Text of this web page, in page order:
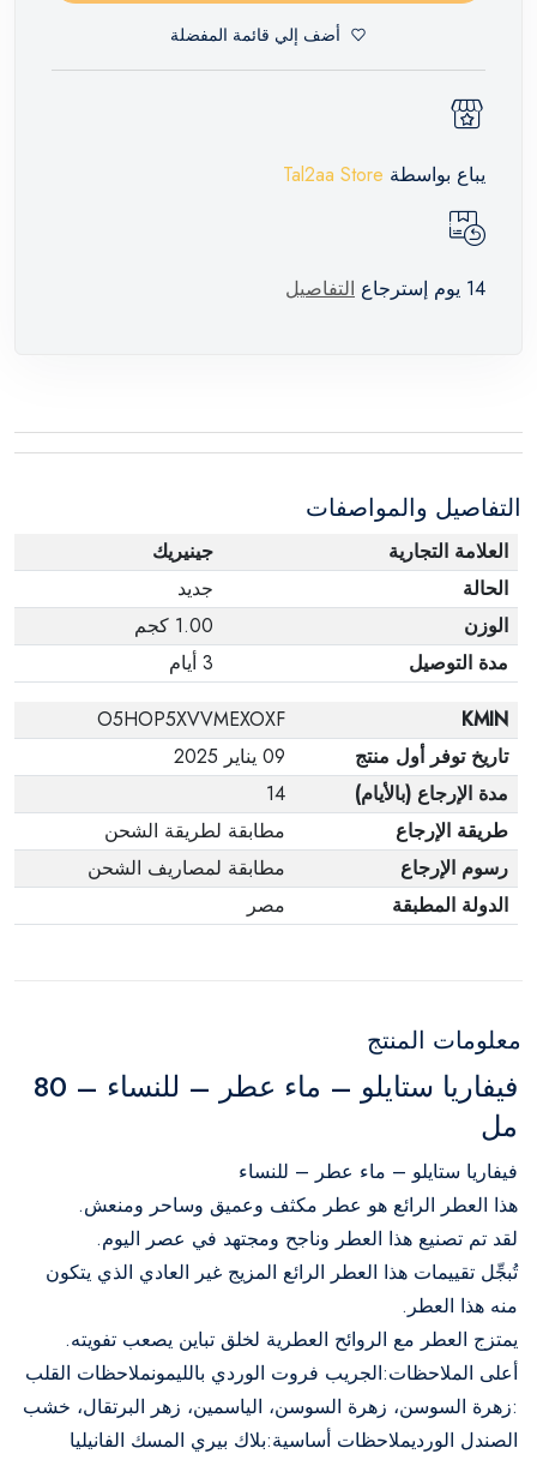
أضف إلي قائمة المفضلة
يباع بواسطة Tal2aa Store
14 يوم إسترجاع التفاصيل
التفاصيل والمواصفات
العلامة التجارية
جينيريك
الحالة
جديد
الوزن
1.00 كجم
مدة التوصيل
3 أيام
KMIN
O5HOP5XVVMEXOXF
تاريخ توفر أول منتج
09 يناير 2025
مدة الإرجاع (بالأيام)
14
طريقة الإرجاع
مطابقة لطريقة الشحن
رسوم الإرجاع
مطابقة لمصاريف الشحن
الدولة المطبقة
مصر
معلومات المنتج
فيفاريا ستايلو – ماء عطر – للنساء – 80
مل
فيفاريا ستايلو – ماء عطر – للنساء
هذا العطر الرائع هو عطر مكثف وعميق وساحر ومنعش.
لقد تم تصنيع هذا العطر وناجح ومجتهد في عصر اليوم.
تُبجِّل تقييمات هذا العطر الرائع المزيج غير العادي الذي يتكون
منه هذا العطر.
يمتزج العطر مع الروائح العطرية لخلق تباين يصعب تفويته.
أعلى الملاحظات:الجريب فروت الوردي بالليمونملاحظات القلب
:زهرة السوسن، زهرة السوسن، الياسمين، زهر البرتقال، خشب
الصندل الورديملاحظات أساسية:بلاك بيري المسك الفانيليا